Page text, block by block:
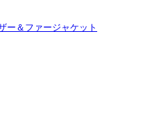
ー＆ファージャケット